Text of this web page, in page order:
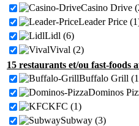
Casino Drive
Leader Price
Lidl (6)
Vival (2)
15 restaurants et/ou fast-foods
Buffalo Grill
Dominos
KFC (1)
Subway (3)